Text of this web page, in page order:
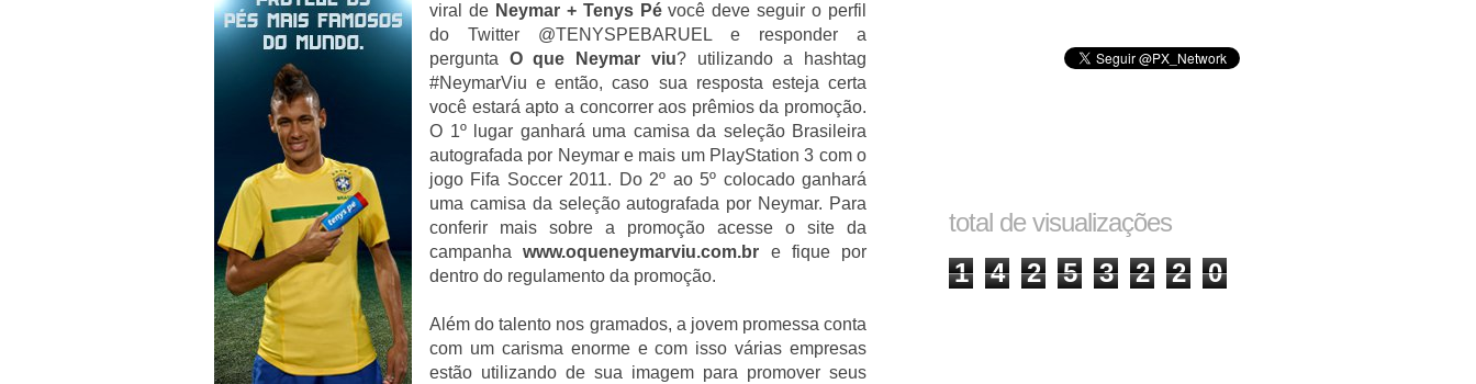
viral de Neymar + Tenys Pévocê deve seguir o perfil
do Twitter @TENYSPEBARUEL e responder a
pergunta O que Neymar viu? utilizando a hashtag
#NeymarViu e então, caso sua resposta esteja certa
você estará apto a concorrer aos prêmios da promoção.
O 1º lugar ganhará uma camisa da seleção Brasileira
autografada por Neymar e mais um PlayStation 3 com o
jogo Fifa Soccer 2011. Do 2º ao 5º colocado ganhará
uma camisa da seleção autografada por Neymar. Para
conferir mais sobre a promoção acesse o site da
campanhawww.oqueneymarviu.com.br e fique por
dentro do regulamento da promoção.
Além do talento nos gramados, a jovem promessa conta
com um carisma enorme e com isso várias empresas
estão utilizando de sua imagem para promover seus
total de visualizações
1
4 2 5 3 2 2 0